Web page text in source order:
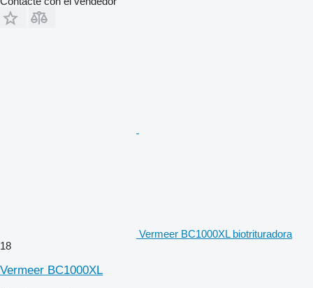
Vermeer BC1000XL biotrituradora
18
Vermeer BC1000XL